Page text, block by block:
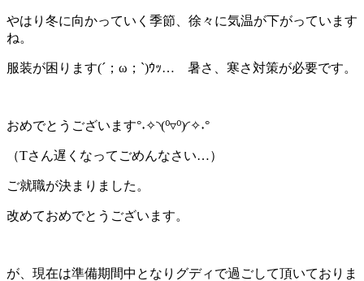
やはり冬に向かっていく季節、徐々に気温が下がっています
ね。
服装が困ります(´；ω；`)ｳｯ… 暑さ、寒さ対策が必要です。
おめでとうございます°˖✧◝(⁰▿⁰)◜✧˖°
（Tさん遅くなってごめんなさい…）
ご就職が決まりました。
改めておめでとうございます。
が、現在は準備期間中となりグディで過ごして頂いておりま